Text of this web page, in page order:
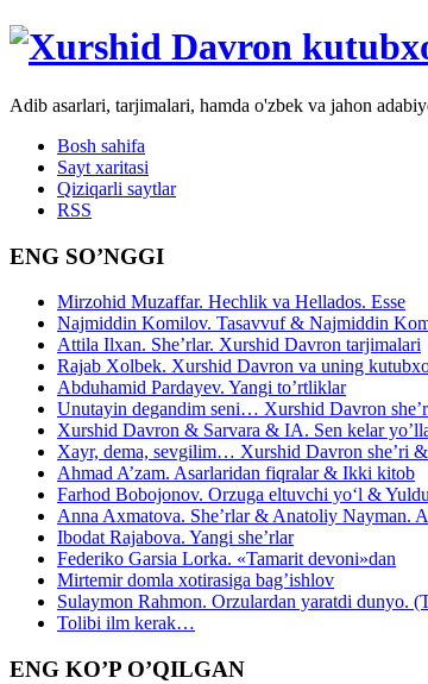
Adib asarlari, tarjimalari, hamda o'zbek va jahon
Bosh sahifa
Sayt xaritasi
Qiziqarli saytlar
RSS
ENG SO’NGGI
Mirzohid Muzaffar. Hechlik va Hellados. Esse
Najmiddin Komilov. Tasavvuf & Najmiddin
Attila Ilxan. She’rlar. Xurshid Davron tarjimalari
Rajab Xolbek. Xurshid Davron va uning
Abduhamid Pardayev. Yangi to’rtliklar
Unutayin degandim seni… Xurshid Davron
Xurshid Davron & Sarvara & IA. Sen kelar
Xayr, dema, sevgilim… Xurshid Davron she’ri
Ahmad A’zam. Asarlaridan fiqralar & Ikki kitob
Farhod Bobojonov. Orzuga eltuvchi yo‘l &
Anna Axmatova. She’rlar & Anatoliy Nayman.
Ibodat Rajabova. Yangi she’rlar
Federiko Garsia Lorka. «Tamarit devoni»dan
Mirtemir domla xotirasiga bag’ishlov
Sulaymon Rahmon. Orzulardan yaratdi dunyo.
Tolibi ilm kerak…
ENG KO’P O’QILGAN